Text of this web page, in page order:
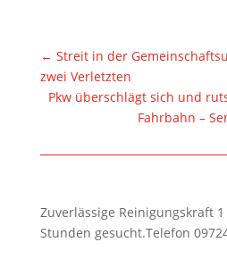
← Streit in der
zwei Verletzten
Pkw überschlägt sich und
Fahrbahn –
Zuverlässige Reinigungskraft
Stunden gesucht.Telefon